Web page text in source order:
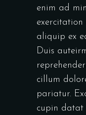
enim ad
aliquip ex
Duis
cillum
pariatur.
cupin datat